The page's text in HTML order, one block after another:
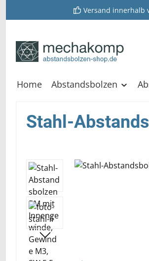
Zur Hauptnavigation
Versand innerhalb
Home Abstandsbolzen
Stahl-
Bildergalerie überspringen